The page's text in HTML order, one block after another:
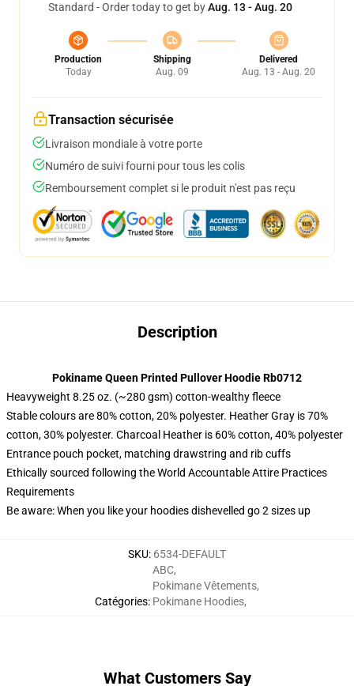
Standard - Order today to get byAug. 13 - Aug. 20
Production
Today
Shipping
Aug. 09
Delivered
Aug. 13 - Aug. 20
Transaction sécurisée
Livraison mondiale à votre porte
Numéro de suivi fourni pour tous les colis
Remboursement complet si le produit n'est pas reçu
Description
Pokiname Queen Printed Pullover Hoodie Rb0712
Heavyweight 8.25 oz. (~280 gsm) cotton-wealthy fleece
Stable colours are 80% cotton, 20% polyester. Heather Gray is 70%
cotton, 30% polyester. Charcoal Heather is 60% cotton, 40% polyester
Entrance pouch pocket, matching drawstring and rib cuffs
Ethically sourced following the World Accountable Attire Practices
Requirements
Be aware: When you like your hoodies dishevelled go 2 sizes up
SKU: 6534-DEFAULT
Catégories:
ABC,
Pokimane Vêtements,
Pokimane Hoodies,
What Customers Say